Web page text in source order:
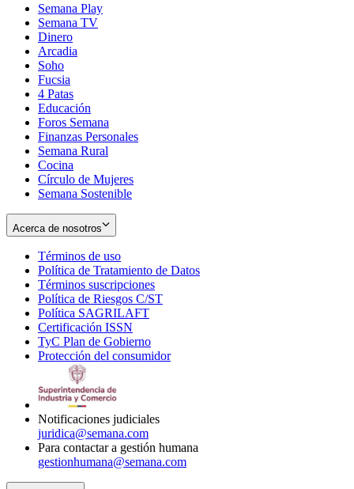
Semana Play
Semana TV
Dinero
Arcadia
Soho
in
new
window
Fucsia
in
new
window
4 Patas
Educación
Foros Semana
Finanzas Personales
Semana Rural
Cocina
Círculo de Mujeres
Semana Sostenible
Acerca de nosotros
Términos de uso
in
new
window
Política de Tratamiento de Datos
Términos suscripciones
in
Política de Riesgos C/ST
Política SAGRILAFT
new
window
Certificación ISSN
in
new
TyC Plan de Gobierno
in
Protección del consumidorOpens
Notificaciones judiciales
juridica@semana.com
Para contactar a gestión humana
gestionhumana@semana.com